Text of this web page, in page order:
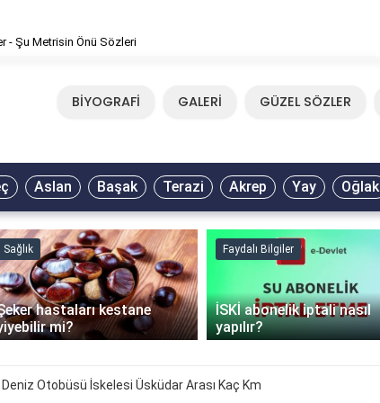
- Şu Metrisin Önü Sözleri
BİYOGRAFİ GALERİ GÜZEL SÖZLER
Aslan Başak Terazi Akrep Yay Oğlak
Sağlık
hastaları kestane
mi?
Faydalı Bilgiler
İSKİ abonelik iptali nasıl
yapılır?
Deniz Otobüsü İskelesi Üsküdar Arası Kaç Km